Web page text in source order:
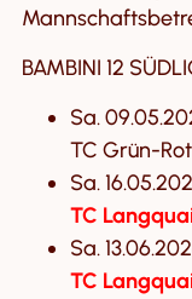
BAMBINI 12
Sa.
TC Grün-
Sa.
TC
Sa.
TC